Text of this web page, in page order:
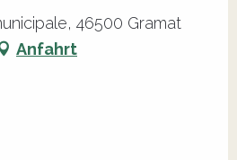
46500 Gramat
Anfahrt